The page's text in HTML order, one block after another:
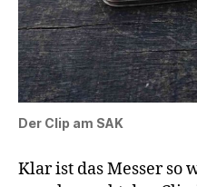
Der Clip am SAK
Klar ist das Messer so